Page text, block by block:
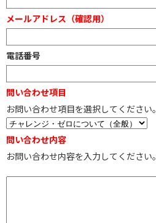
メールアドレス（確認用）
電話番号
問い合わせ項目
お問い合わせ項目を選択してください。
問い合わせ内容
お問い合わせ内容を入力してください。